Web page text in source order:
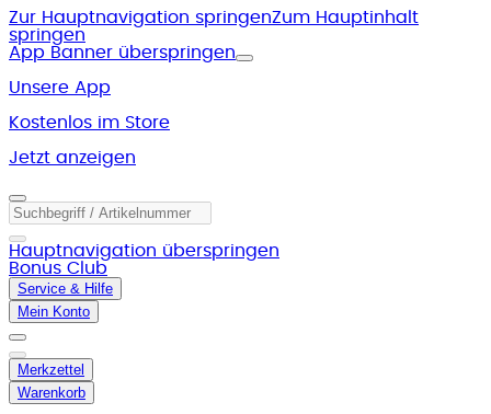
Zur Hauptnavigation springenZum Hauptinhalt
springen
App Banner überspringen
Unsere App
Kostenlos im Store
Jetzt anzeigen
Hauptnavigation überspringen
Bonus Club
Service & Hilfe
Mein Konto
Merkzettel
Warenkorb